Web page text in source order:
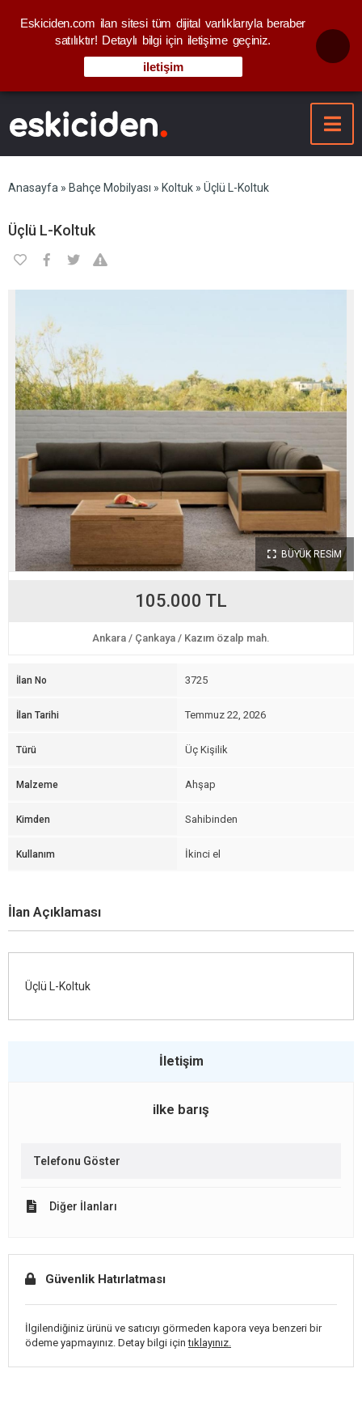
Anasayfa » Bahçe Mobilyası » Koltuk » Üçlü L-Koltuk
Üçlü L-Koltuk
BÜYÜK RESİM
105.000 TL
Ankara / Çankaya / Kazım özalp mah.
İlan No 3725
İlan Tarihi Temmuz 22, 2026
Türü Üç Kişilik
Malzeme Ahşap
Kimden Sahibinden
Kullanım İkinci el
İlan Açıklaması
Üçlü L-Koltuk
İletişim
ilke barış
Telefonu Göster
Diğer İlanları
Güvenlik Hatırlatması
İlgilendiğiniz ürünü ve satıcıyı görmeden kapora veya benzeri bir
ödeme yapmayınız. Detay bilgi içintıklayınız.
Eskiciden.com ilan sitesi tüm dijital varlıklarıyla beraber
satılıktır! Detaylı bilgi için iletişime geçiniz.
iletişim